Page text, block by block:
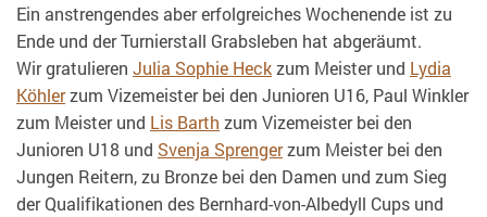
Ein anstrengendes aber erfolgreiches Wochenende ist zu
Ende und der Turnierstall Grabsleben hat abgeräumt.
Wir gratulieren Julia Sophie Heckzum Meister und Lydia
Köhlerzum Vizemeister bei den Junioren U16, Paul Winkler
zum Meister und Lis Barth zum Vizemeister bei den
Junioren U18 und Svenja Sprengerzum Meister bei den
Jungen Reitern, zu Bronze bei den Damen und zum Sieg
der Qualifikationen des Bernhard-von-Albedyll Cups und